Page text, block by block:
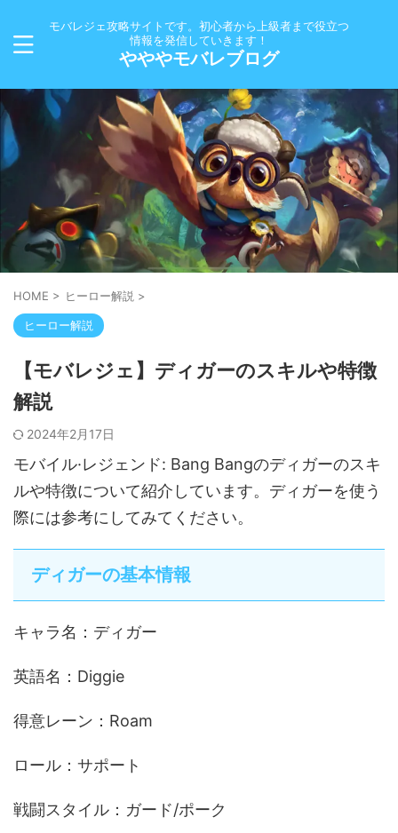
モバレジェ攻略サイトです。初心者から上級者まで役立つ
情報を発信していきます！
やややモバレブログ
HOME > ヒーロー解説 >
ヒーロー解説
【モバレジェ】ディガーのスキルや特徴
解説
2024年2月17日
モバイル·レジェンド: Bang Bangのディガーのスキ
ルや特徴について紹介しています。ディガーを使う
際には参考にしてみてください。
ディガーの基本情報
キャラ名：ディガー
英語名：Diggie
得意レーン：Roam
ロール：サポート
戦闘スタイル：ガード/ポーク